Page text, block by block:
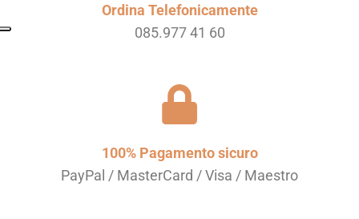
Ordina Telefonicamente
085.977 41 60
100% Pagamento sicuro
PayPal / MasterCard / Visa / Maestro